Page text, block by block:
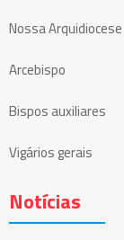
Nossa Arquidiocese
Arcebispo
Bispos auxiliares
Vigários gerais
Notícias